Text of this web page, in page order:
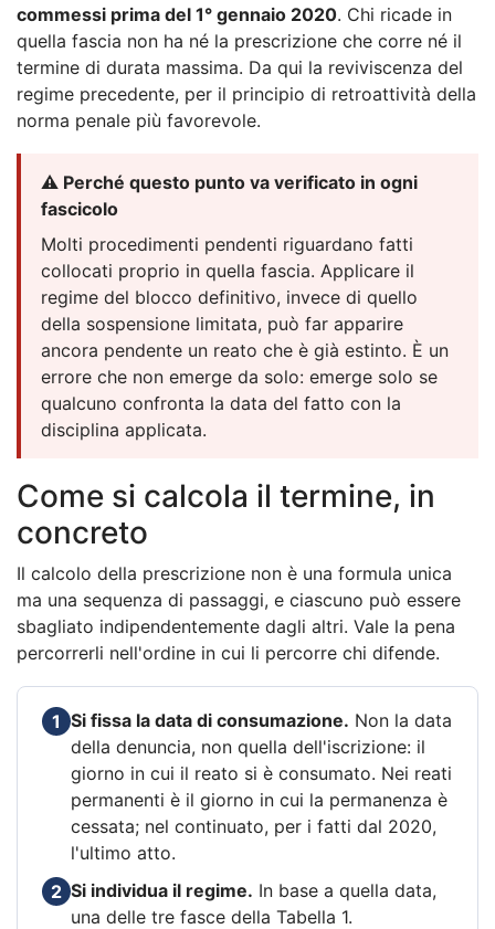
commessi prima del 1° gennaio 2020. Chi ricade in
quella fascia non ha né la prescrizione che corre né il
termine di durata massima. Da qui la reviviscenza del
regime precedente, per il principio di retroattività della
norma penale più favorevole.
⚠️ Perché questo punto va verificato in ogni
fascicolo
Molti procedimenti pendenti riguardano fatti
collocati proprio in quella fascia. Applicare il
regime del blocco definitivo, invece di quello
della sospensione limitata, può far apparire
ancora pendente un reato che è già estinto. È un
errore che non emerge da solo: emerge solo se
qualcuno confronta la data del fatto con la
disciplina applicata.
Come si calcola il termine, in
concreto
Il calcolo della prescrizione non è una formula unica
ma una sequenza di passaggi, e ciascuno può essere
sbagliato indipendentemente dagli altri. Vale la pena
percorrerli nell'ordine in cui li percorre chi difende.
1 Si fissa la data di consumazione. Non la data
della denuncia, non quella dell'iscrizione: il
giorno in cui il reato si è consumato. Nei reati
permanenti è il giorno in cui la permanenza è
cessata; nel continuato, per i fatti dal 2020,
l'ultimo atto.
2 Si individua il regime. In base a quella data,
una delle tre fasce della Tabella 1.